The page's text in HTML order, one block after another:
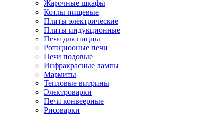
Жарочные шкафы
Котлы пищевые
Плиты электрические
Плиты индукционные
Печи для пиццы
Ротациооные печи
Печи подовые
Инфракрасные лампы
Мармиты
Тепловые витрины
Электроварки
Печи конвеерные
Рисоварки